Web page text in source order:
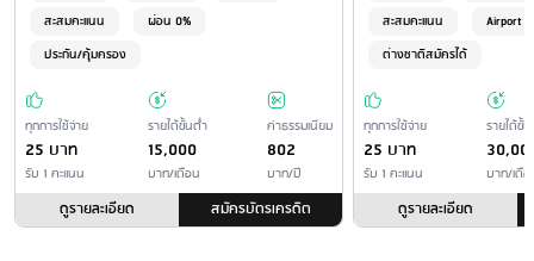
จังหวัด (บาท/รายการ) ธนาคารกรุงศรีอยุธยา 20 บาท* ธนาคารไทย
พาณิชย์ 20 บาท* ธนาคารกสิกรไทย 25 บาท* ธนาคารออมสิน 15 บาท*
ธนาคารยูโอบี 20 บาท ธนาคารแลนด์ แอนด์ เฮ้าส์ 10 บาท ธนาคาร
กรุงเทพ 25 บาท* ธนาคารทหารไทยธนชาต 30 บาท* ธนาคารเพื่อ
การเกษตรและสหกรณ์การเกษตร 13 บาท ธนาคารอาคารสงเคราะห์ 13
บาท * ธนาคารอาจคิดค่าบริการเพิ่ม หากยอดชำระเกินกว่าที่ธนาคาร
กำหนด -ใช้ใบแจ้งยอดค่าใช้จ่ายที่มีเครื่องหมายบาร์โค้ด เพื่อเป็นเอกสารใน
การชำระเงิน - อัตราค่าธรรมเนียม อาจมีการเปลี่ยนแปลงตามแต่ที่จะเรียก
สะสมคะแนน
ผ่อน 0%
ประกัน/คุ้มครอง
ทุกการใช้จ่าย
25 บาท
รับ 1 คะแนน
รายได้ขั้นต่ำ
15,000
บาท/เดือน
ค่าธรรมเนียม
802
บาท/ปี
ดูรายละเอียด สมัครบัตรเครดิต
สะสมคะแนน
Airport
ต่างชาติสมัครได้
ทุกการใช้จ่าย
25 บาท
รับ 1 คะแนน
รายได้ขั้
บาท/เดื
ดูรายละเอียด